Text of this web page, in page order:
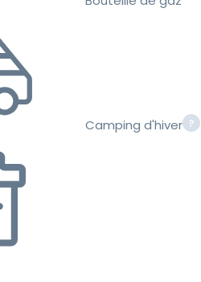
Camping d'hiver